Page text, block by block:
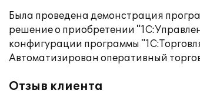
Была проведена демонстрация
решение о приобретении
конфигурации программы
Автоматизирован оперативный
Отзыв клиента